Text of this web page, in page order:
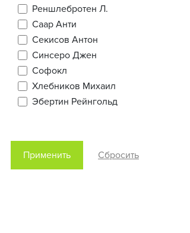
Реншлебротен Л.
Саар Анти
Секисов Антон
Синсеро Джен
Софокл
Хлебников Михаил
Эбертин Рейнгольд